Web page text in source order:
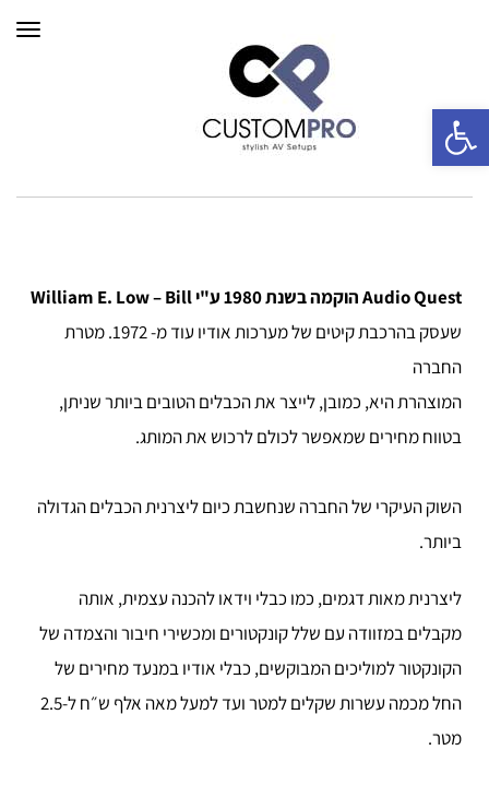
Audio Quest הוקמה בשנת 1980 ע"י William E. Low – Bill
שעסק בהרכבת קיטים של מערכות אודיו עוד מ- 1972. מטרת
החברה
המוצהרת היא, כמובן, לייצר את הכבלים הטובים ביותר שניתן,
בטווח מחירים שמאפשר לכולם לרכוש את המותג.
השוק העיקרי של החברה שנחשבת כיום ליצרנית הכבלים הגדולה
ביותר.
ליצרנית מאות דגמים, כמו כבלי וידאו להכנה עצמית, אותה
מקבלים במזוודה עם שלל קונקטורים ומכשירי חיבור והצמדה של
הקונקטור למוליכים המבוקשים, כבלי אודיו במנעד מחירים של
החל מכמה עשרות שקלים למטר ועד למעל מאה אלף ש״ח ל-2.5
מטר.
פתח סרגל נגישות